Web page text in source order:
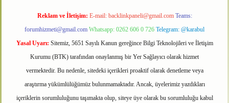
Reklam ve İletişim: E-mail: backlinkpaneli@gmail.com Teams:
forumhizmeti@gmail.com Whatsapp: 0262 606 0 726 Telegram: @karabul
Yasal Uyarı: Sitemiz, 5651 Sayılı Kanun gereğince Bilgi Teknolojileri ve İletişim
Kurumu (BTK) tarafından onaylanmış bir Yer Sağlayıcı olarak hizmet
vermektedir. Bu nedenle, sitedeki içerikleri proaktif olarak denetleme veya
araştırma yükümlülüğümüz bulunmamaktadır. Ancak, üyelerimiz yazdıkları
içeriklerin sorumluluğunu taşımakta olup, siteye üye olarak bu sorumluluğu kabul